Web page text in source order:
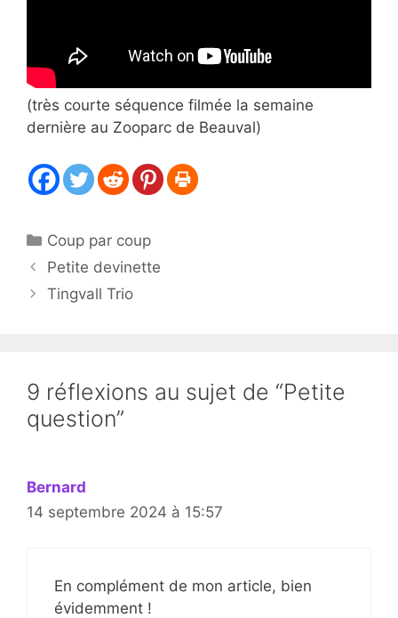
(très courte séquence filmée la semaine
dernière au Zooparc de Beauval)
Catégories
Coup par coup
Petite devinette
Tingvall Trio
9 réflexions au sujet de “Petite
question”
Bernard
14 septembre 2024 à 15:57
En complément de mon article, bien
évidemment !